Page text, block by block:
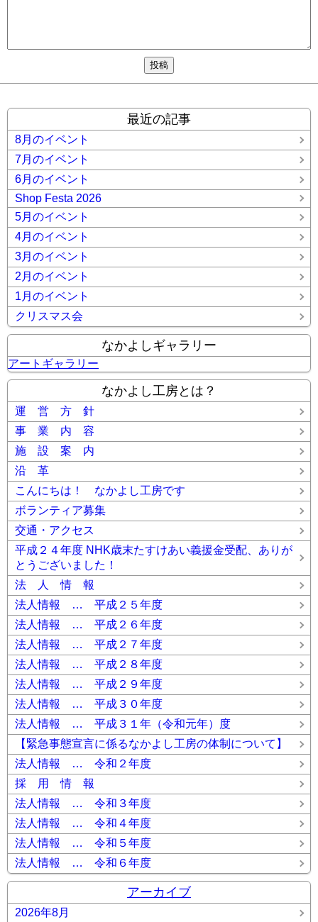
最近の記事
8月のイベント
7月のイベント
6月のイベント
Shop Festa 2026
5月のイベント
4月のイベント
3月のイベント
2月のイベント
1月のイベント
クリスマス会
なかよしギャラリー
アートギャラリー
なかよし工房とは？
運 営 方 針
事 業 内 容
施 設 案 内
沿 革
こんにちは！ なかよし工房です
ボランティア募集
交通・アクセス
平成２４年度 NHK歳末たすけあい義援金受配、ありが
とうございました！
法 人 情 報
法人情報 … 平成２５年度
法人情報 … 平成２６年度
法人情報 … 平成２７年度
法人情報 … 平成２８年度
法人情報 … 平成２９年度
法人情報 … 平成３０年度
法人情報 … 平成３１年（令和元年）度
【緊急事態宣言に係るなかよし工房の体制について】
法人情報 … 令和２年度
採 用 情 報
法人情報 … 令和３年度
法人情報 … 令和４年度
法人情報 … 令和５年度
法人情報 … 令和６年度
アーカイブ
2026年8月